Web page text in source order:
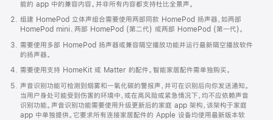
中
打
开)
能的 app 中的兼容内容。并非所有内容都支持杜比全景声。
组建 HomePod 立体声组合需要使用两部同款 HomePod 扬声器，如两部
HomePod mini、两部 HomePod (第二代) 或两部 HomePod (第一代)。
需要使用多部 HomePod 扬声器或兼容隔空播放功能并运行最新隔空播放软件
的扬声器。
需要使用支持 HomeKit 或 Matter 的配件。智能家居配件需单独购买。
声音识别功能可检测到烟雾和一氧化碳的警报声，并可在识别后向你发送通知。
当用户身处可能受到伤害的环境中，或在高风险或紧急情况下，均不应依赖声音
识别功能。声音识别功能需要使用升级更新后的家庭 app 架构，该架构于家庭
app 中单独提供。它要求所有连接家居配件的 Apple 设备均使用最新版本软